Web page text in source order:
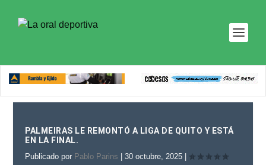
PALMEIRAS LE REMONTÓ A LIGA DE QUITO Y ESTÁ
EN LA FINAL.
Publicado por Pablo Parins |30 octubre, 2025